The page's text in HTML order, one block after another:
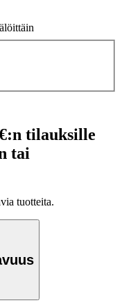
tilauksille
tai
tuotteita.